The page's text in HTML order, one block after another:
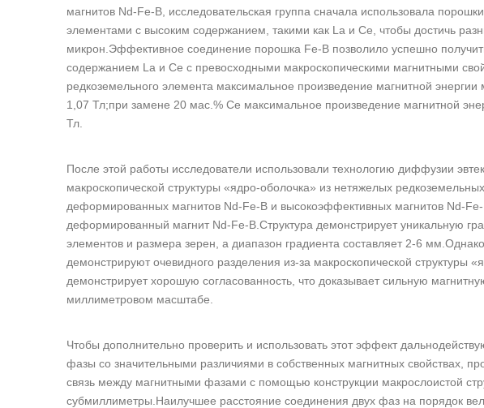
магнитов Nd-Fe-B, исследовательская группа сначала использовала
элементами с высоким содержанием, такими как La и Ce, чтобы достичь
микрон.Эффективное соединение порошка Fe-B позволило успешно
содержанием La и Ce с превосходными макроскопическими магнитными
редкоземельного элемента максимальное произведение магнитной
1,07 Тл;при замене 20 мас.% Ce максимальное произведение магнитной
Тл.
После этой работы исследователи использовали технологию диффузии
макроскопической структуры «ядро-оболочка» из нетяжелых
деформированных магнитов Nd-Fe-B и высокоэффективных магнитов Nd-Fe-
деформированный магнит Nd-Fe-B.Структура демонстрирует уникальную
элементов и размера зерен, а диапазон градиента составляет 2-6
демонстрируют очевидного разделения из-за макроскопической структуры
демонстрирует хорошую согласованность, что доказывает сильную
миллиметровом масштабе.
Чтобы дополнительно проверить и использовать этот эффект
фазы со значительными различиями в собственных магнитных свойствах,
связь между магнитными фазами с помощью конструкции макрослоистой
субмиллиметры.Наилучшее расстояние соединения двух фаз на порядок